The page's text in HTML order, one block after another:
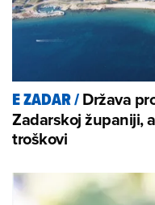
E ZADAR/Država
Zadarskoj županiji,
troškovi